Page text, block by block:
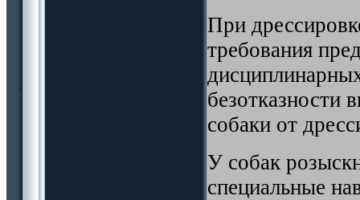
При
требования
безотказности
собаки от
У собак
специальные